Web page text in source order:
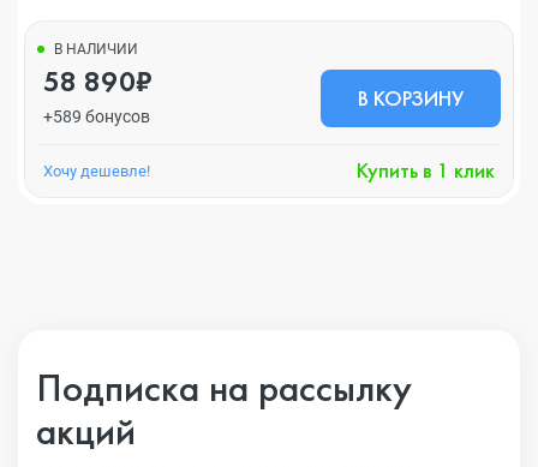
В НАЛИЧИИ
58 890₽
+589 бонусов
В КОРЗИНУ
Хочу дешевле! Купить в 1 клик
Подписка на рассылку
акций